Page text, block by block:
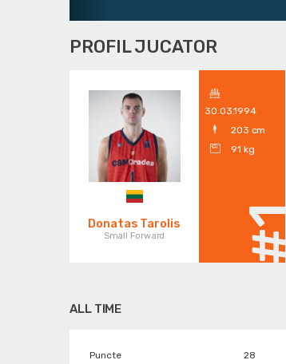
PROFIL JUCATOR
Donatas Tarolis
Small Forward
30.03.1994
203 cm
91 kg
#1
ALL TIME
Puncte 28